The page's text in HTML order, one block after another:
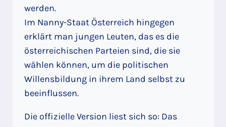
werden.
Im Nanny-Staat Österreich hingegen
erklärt man jungen Leuten, das es die
österreichischen Parteien sind, die sie
wählen können, um die politischen
Willensbildung in ihrem Land selbst zu
beeinflussen.
Die offizielle Version liest sich so: Das